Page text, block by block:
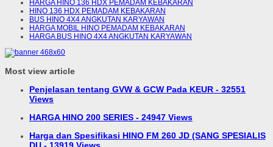
HARGA HINO 136 HDX PEMADAM KEBAKARAN
HINO 136 HDX PEMADAM KEBAKARAN
BUS HINO 4X4 ANGKUTAN KARYAWAN
HARGA MOBIL HINO PEMADAM KEBAKARAN
HARGA BUS HINO 4X4 ANGKUTAN KARYAWAN
Most view article
Penjelasan tentang GVW & GCW Pada KEUR - 32551
Views
HARGA HINO 200 SERIES - 24947 Views
Harga dan Spesifikasi HINO FM 260 JD (SANG SPESIALIS